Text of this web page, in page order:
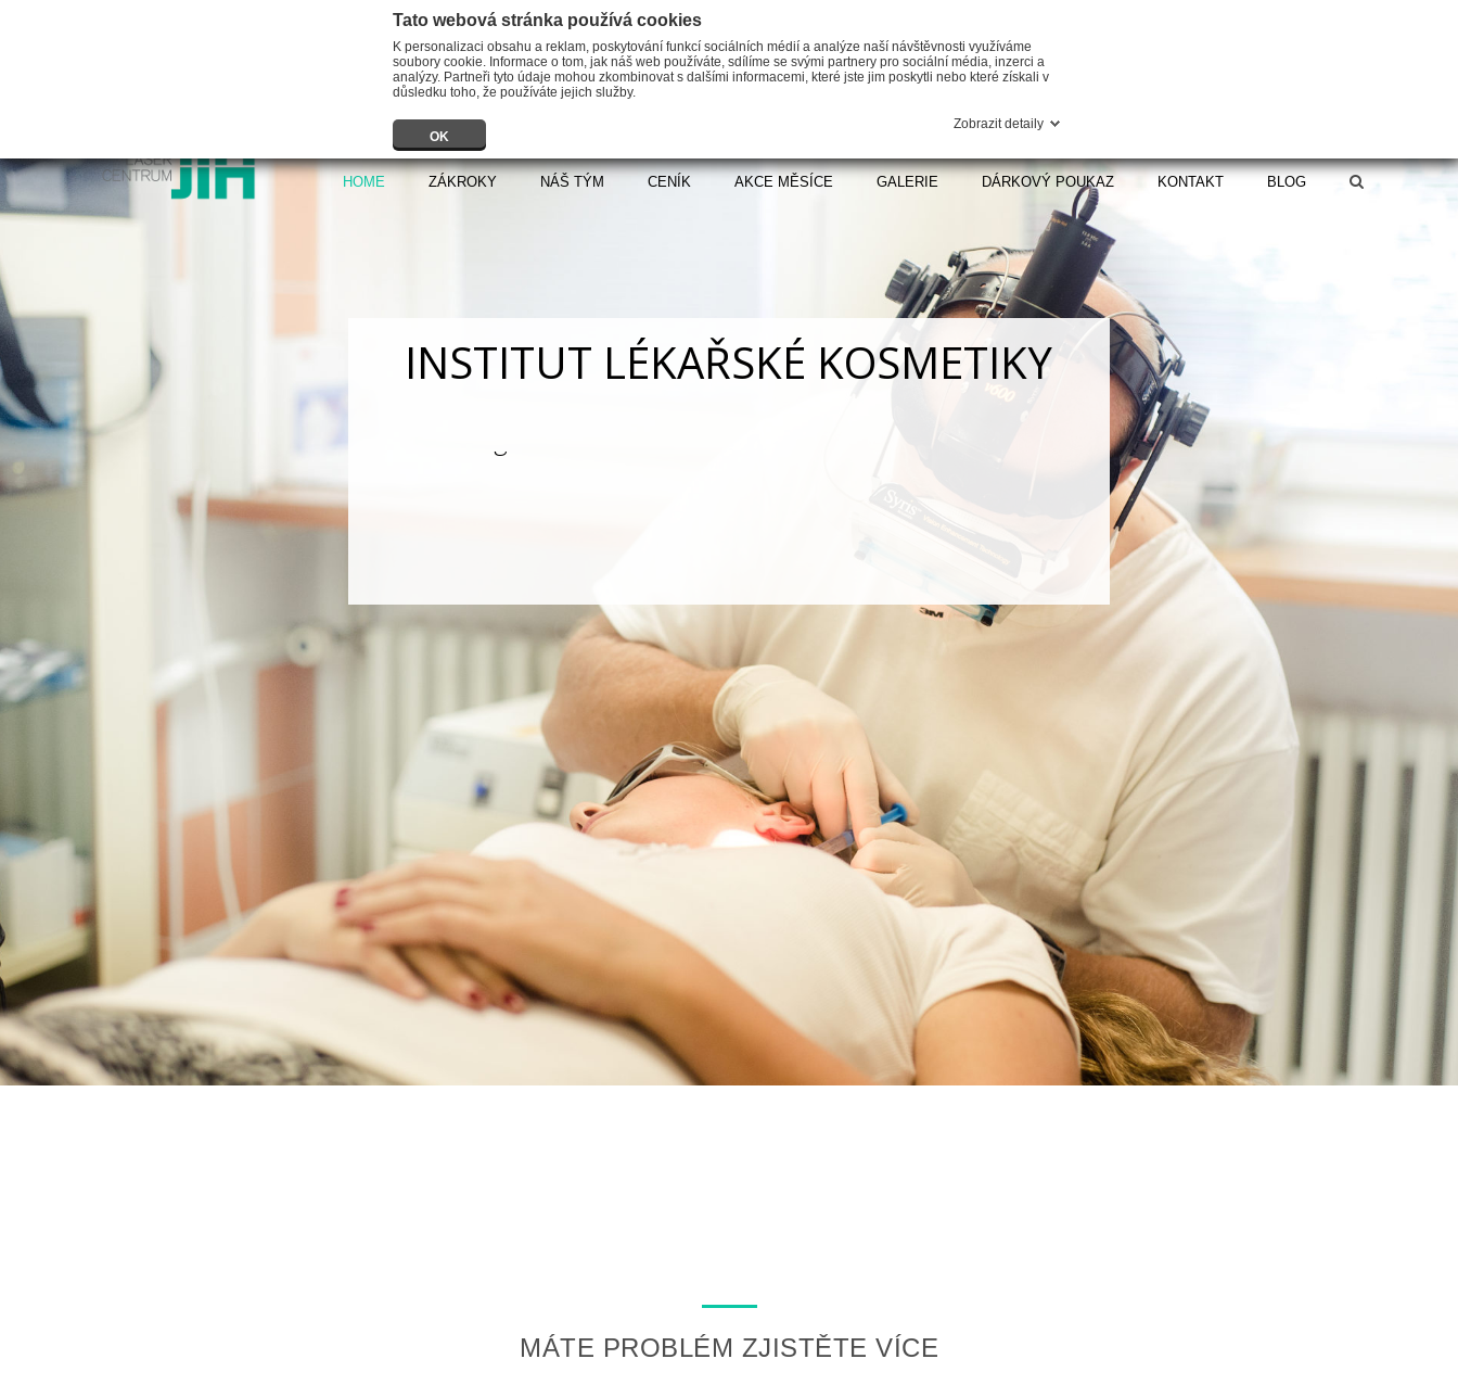
HOME ZÁKROKY NÁŠ TÝM CENÍK AKCE MĚSÍCE GALERIE DÁRKOVÝ POUKAZ KONTAKT BLOG
INSTITUT LÉKAŘSKÉ KOSMETIKY
Předmětem naší činnosti jsou nejen estetické zákroky, ale
MÁTE PROBLÉM ZJISTĚTE VÍCE
Tato webová stránka používá cookies
K personalizaci obsahu a reklam, poskytování funkcí sociálních médií a analýze naší návštěvnosti využíváme
soubory cookie. Informace o tom, jak náš web používáte, sdílíme se svými partnery pro sociální média, inzerci a
analýzy. Partneři tyto údaje mohou zkombinovat s dalšími informacemi, které jste jim poskytli nebo které získali v
důsledku toho, že používáte jejich služby.
OK
Zobrazit detaily